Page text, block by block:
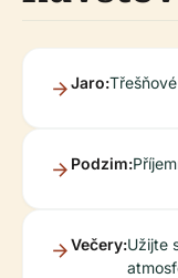
Jaro:
Podzim:
Večery:Užijte